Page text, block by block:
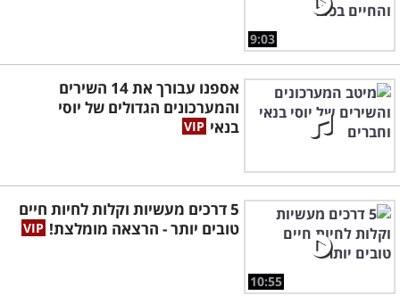
9:03
אספנו עבורך את 14 השירים
והמערכונים הגדולים של יוסי
בנאי
10:55
5 דרכים מעשיות וקלות לחיות חיים
טובים יותר - הרצאה מומלצת!